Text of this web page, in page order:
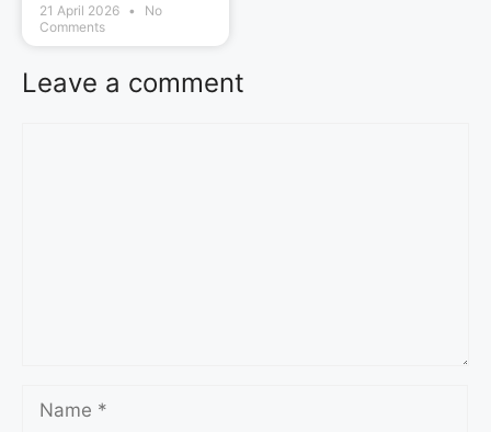
21 April 2026
No
Comments
Leave a comment